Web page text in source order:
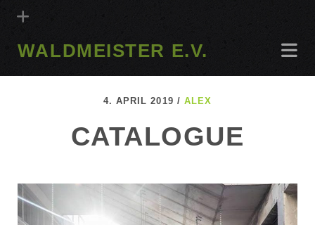
WALDMEISTER E.V.
4. APRIL 2019 / ALEX
CATALOGUE